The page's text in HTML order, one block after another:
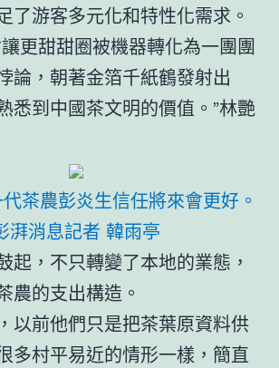
了游客多元化和特性化需求。
更甜甜圈被機器轉化為一團團
論，朝著金箔千紙鶴發射出
悉到中國茶文明的價值。”林艷
茶農彭炎生信任將來會更好。
湃消息記者 韓雨亭
起，不只轉變了本地的業態，
農的支出構造。
以前他們只是把茶葉原資料供
多村平易近的情形一樣，簡直